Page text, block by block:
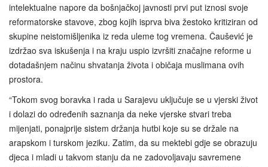
intelektualne napore da bošnjačkoj javnosti prvi put iznosi svoje
reformatorske stavove, zbog kojih isprva biva žestoko kritiziran od
skupine neistomišljenika iz reda uleme tog vremena. Čaušević je
izdržao sva iskušenja i na kraju uspio izvršiti značajne reforme u
dotadašnjem načinu shvatanja života i običaja muslimana ovih
prostora.
“Tokom svog boravka i rada u Sarajevu uključuje se u vjerski život
i dolazi do određenih saznanja da neke vjerske stvari treba
mijenjati, ponajprije sistem držanja hutbi koje su se držale na
arapskom i turskom jeziku. Zatim, da su mektebi gdje se obrazuju
djeca i mladi u takvom stanju da ne zadovoljavaju savremene